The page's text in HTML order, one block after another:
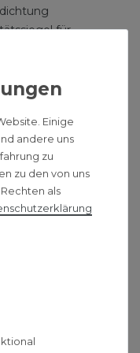
für
optionalen
Anschluss des
des
K3 - Prüflast
Einige
andere uns
zu
zu den von uns
als